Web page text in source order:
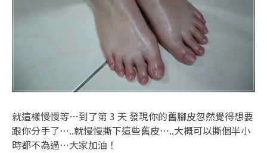
就這樣慢慢等…到了第 3 天 發現你的舊腳皮忽然覺得想要
跟你分手了…..就慢慢撕下這些舊皮…..大概可以撕個半小
時都不為過…大家加油！